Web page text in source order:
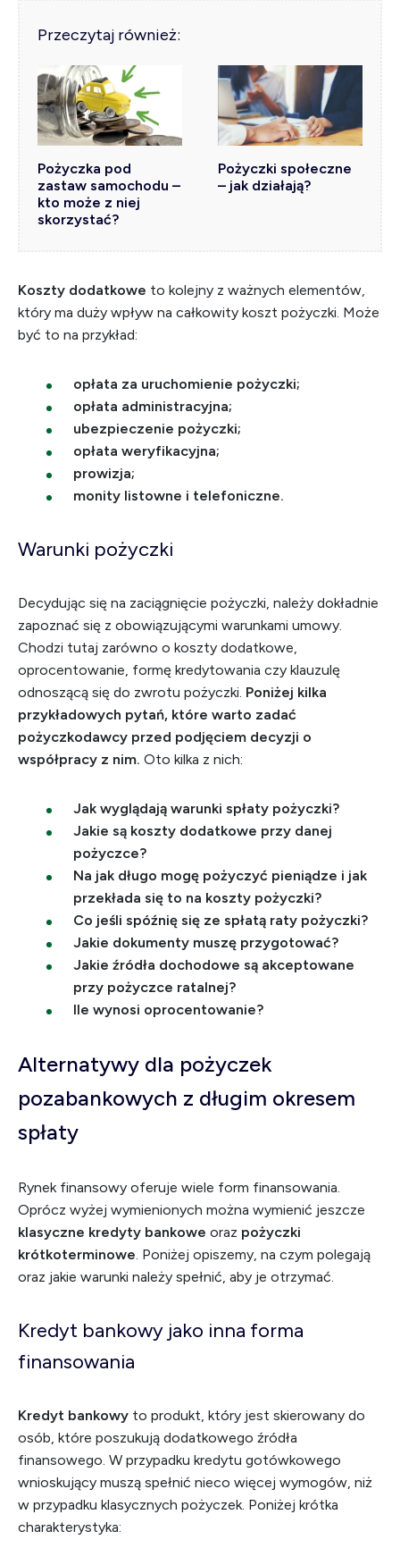
Przeczytaj również:
Pożyczka pod
zastaw samochodu –
kto może z niej
skorzystać?
Pożyczki społeczne
– jak działają?
Koszty dodatkowe to kolejny z ważnych elementów,
który ma duży wpływ na całkowity koszt pożyczki. Może
być to na przykład:
opłata za uruchomienie pożyczki;
opłata administracyjna;
ubezpieczenie pożyczki;
opłata weryfikacyjna;
prowizja;
monity listowne i telefoniczne.
Warunki pożyczki
Decydując się na zaciągnięcie pożyczki, należy dokładnie
zapoznać się z obowiązującymi warunkami umowy.
Chodzi tutaj zarówno o koszty dodatkowe,
oprocentowanie, formę kredytowania czy klauzulę
odnoszącą się do zwrotu pożyczki. Poniżej kilka
przykładowych pytań, które warto zadać
pożyczkodawcy przed podjęciem decyzji o
współpracy z nim. Oto kilka z nich:
Jak wyglądają warunki spłaty pożyczki?
Jakie są koszty dodatkowe przy danej
pożyczce?
Na jak długo mogę pożyczyć pieniądze i jak
przekłada się to na koszty pożyczki?
Co jeśli spóźnię się ze spłatą raty pożyczki?
Jakie dokumenty muszę przygotować?
Jakie źródła dochodowe są akceptowane
przy pożyczce ratalnej?
Ile wynosi oprocentowanie?
Alternatywy dla pożyczek
pozabankowych z długim okresem
spłaty
Rynek finansowy oferuje wiele form finansowania.
Oprócz wyżej wymienionych można wymienić jeszcze
klasyczne kredyty bankowe oraz pożyczki
krótkoterminowe. Poniżej opiszemy, na czym polegają
oraz jakie warunki należy spełnić, aby je otrzymać.
Kredyt bankowy jako inna forma
finansowania
Kredyt bankowy to produkt, który jest skierowany do
osób, które poszukują dodatkowego źródła
finansowego. W przypadku kredytu gotówkowego
wnioskujący muszą spełnić nieco więcej wymogów, niż
w przypadku klasycznych pożyczek. Poniżej krótka
charakterystyka: